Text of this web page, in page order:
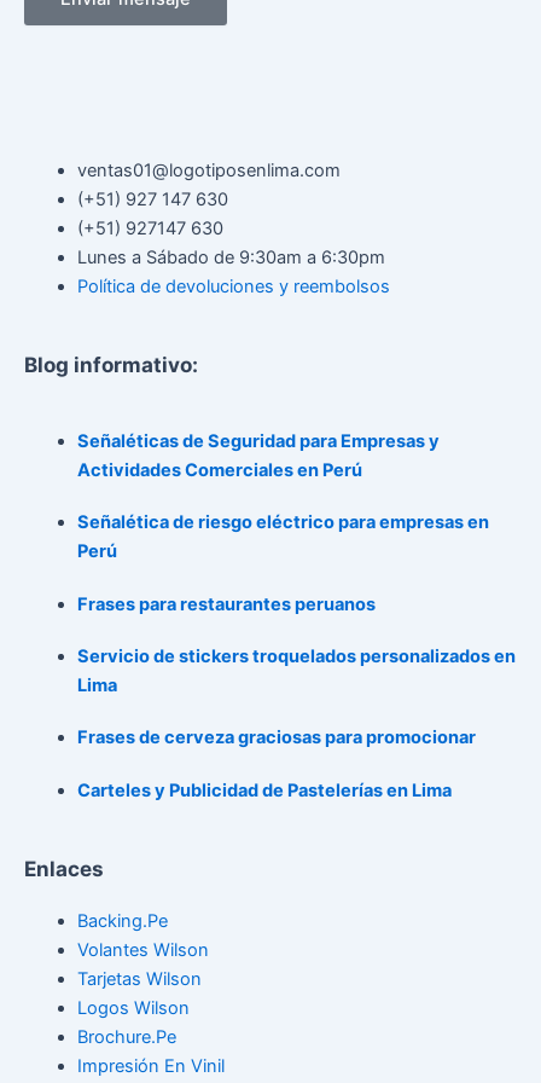
ventas01@logotiposenlima.com
(+51) 927 147 630
(+51) 927147 630
Lunes a Sábado de 9:30am a 6:30pm
Política de devoluciones y reembolsos
Blog informativo:
Señaléticas de Seguridad para Empresas y
Actividades Comerciales en Perú
Señalética de riesgo eléctrico para empresas en
Perú
Frases para restaurantes peruanos
Servicio de stickers troquelados personalizados en
Lima
Frases de cerveza graciosas para promocionar
Carteles y Publicidad de Pastelerías en Lima
Enlaces
Backing.Pe
Volantes Wilson
Tarjetas Wilson
Logos Wilson
Brochure.Pe
Impresión En Vinil